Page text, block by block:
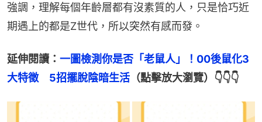
強調，理解每個年齡層都有沒素質的人，只是恰巧近
期遇上的都是Z世代，所以突然有感而發。
延伸閱讀： 一圖檢測你是否「老鼠人」！00後鼠化3
大特徵　5招擺脫陰暗生活 （點擊放大瀏覽）👇👇👇